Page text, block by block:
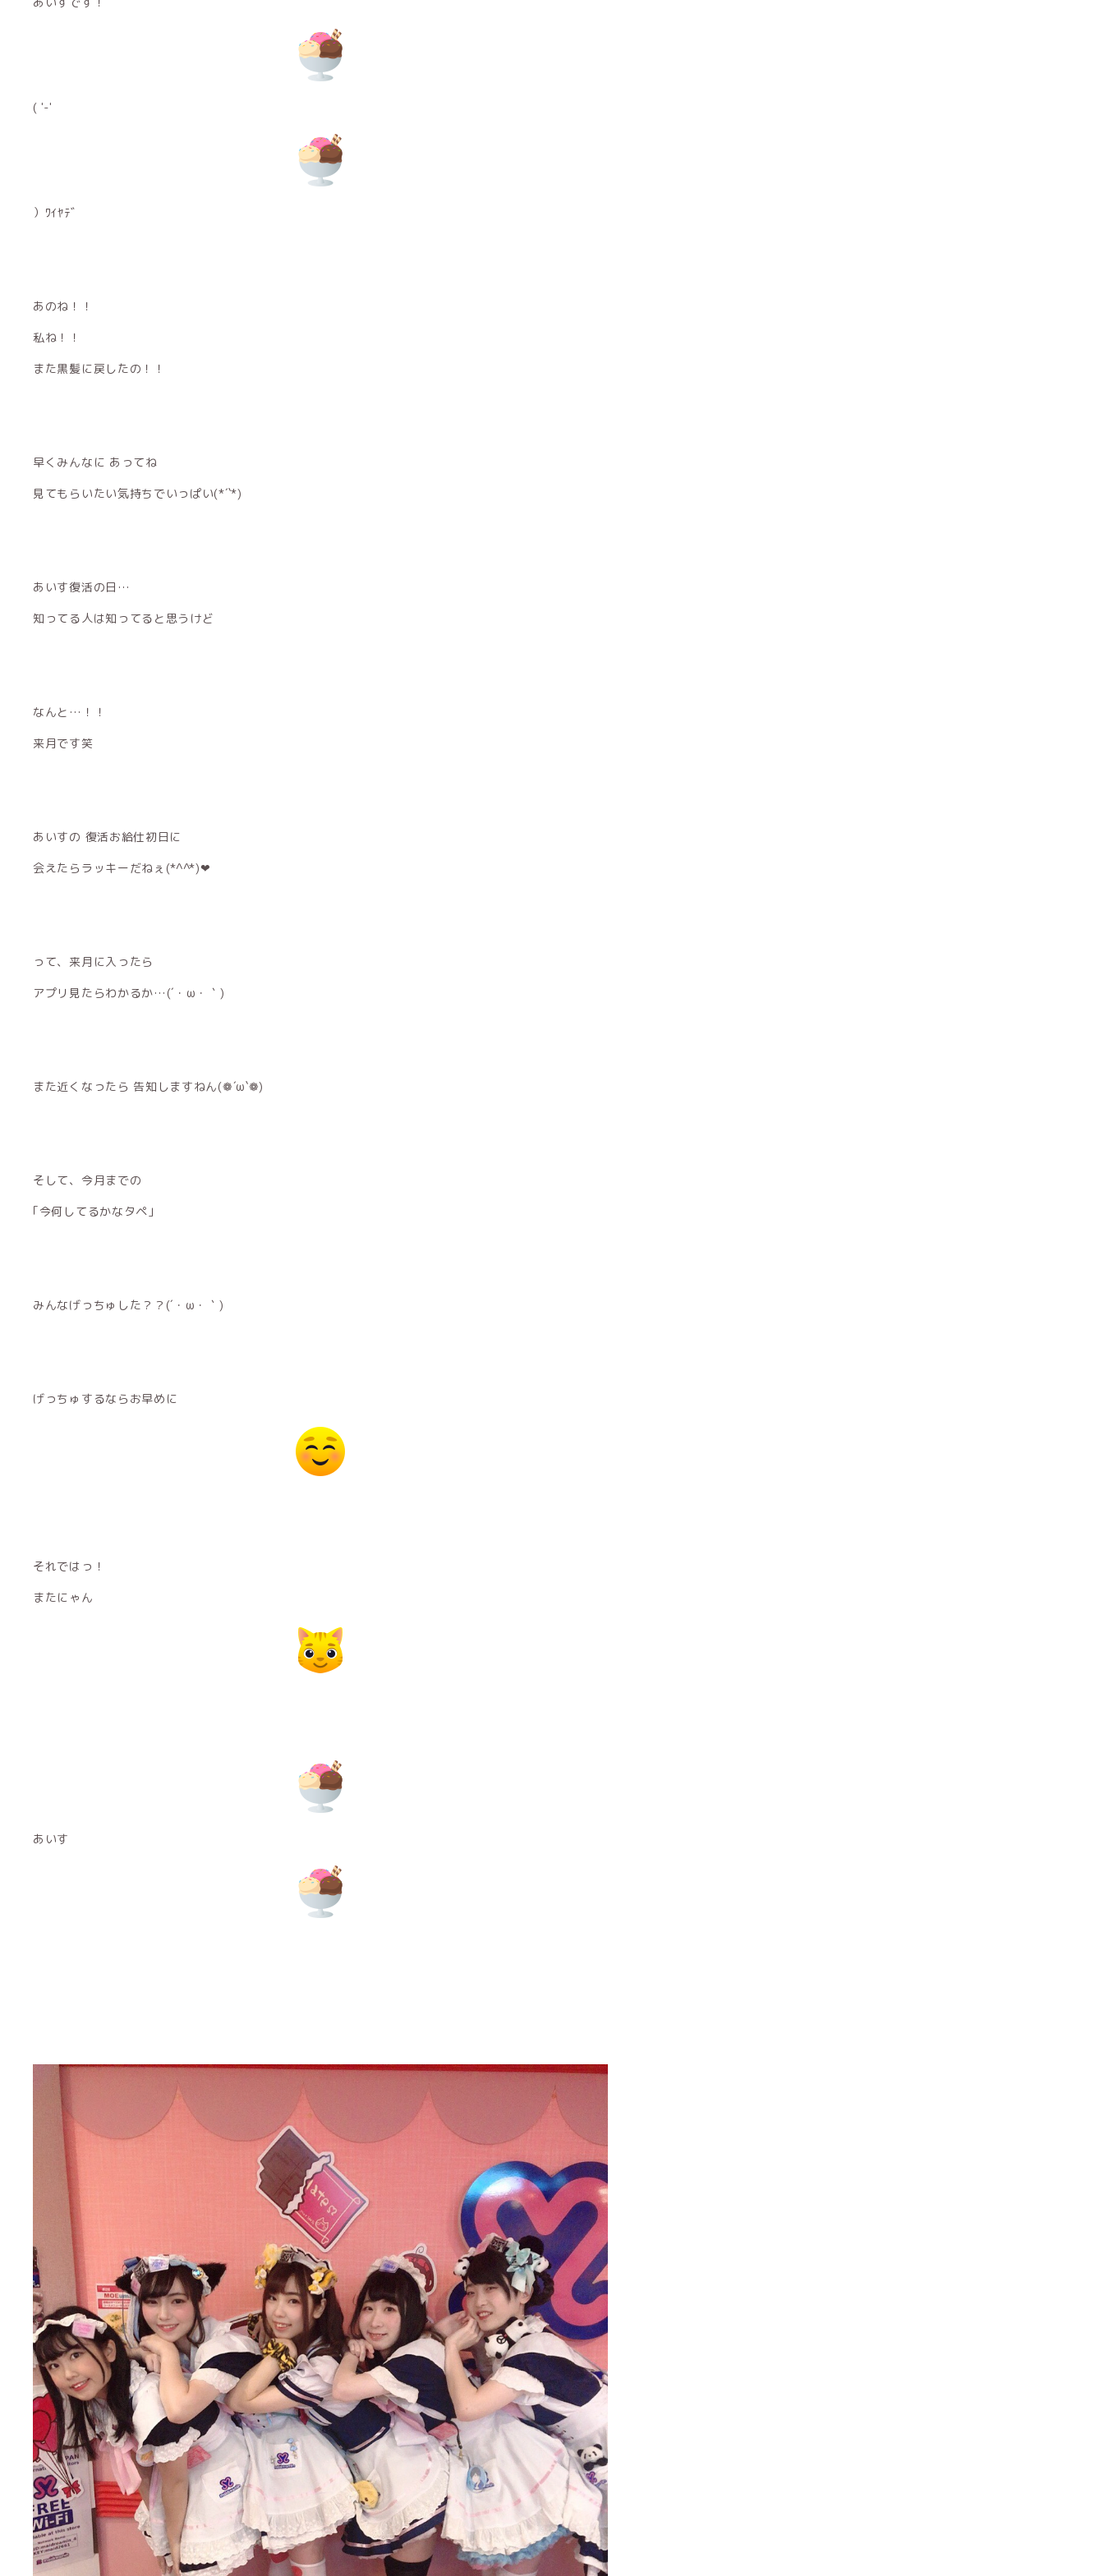
( '-'
）ﾜｲﾔﾃﾞ
あのね！！
私ね！！
また黒髪に戻したの！！
早くみんなに あってね
見てもらいたい気持ちでいっぱい(*´`*)
あいす復活の日…
知ってる人は知ってると思うけど
なんと…！！
来月です笑
あいすの 復活お給仕初日に
会えたらラッキーだねぇ(*^^*)❤
って、来月に入ったら
アプリ見たらわかるか…(´・ω・｀)
また近くなったら 告知しますねん(❁´ω`❁)
そして、今月までの
｢今何してるかなタペ｣
みんなげっちゅした？？(´・ω・｀)
げっちゅするならお早めに
それではっ！
またにゃん
あいす